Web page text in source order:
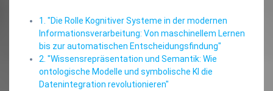
1. "Die Rolle Kognitiver Systeme in der modernen
Informationsverarbeitung: Von maschinellem Lernen
bis zur automatischen Entscheidungsfindung"
2. "Wissensrepräsentation und Semantik: Wie
ontologische Modelle und symbolische KI die
Datenintegration revolutionieren"